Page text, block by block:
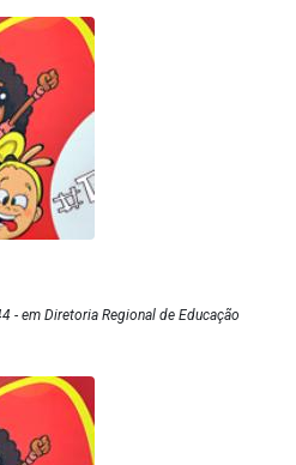
em Diretoria Regional de Educação